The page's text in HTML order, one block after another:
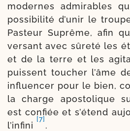
modernes admi­rables
pos­si­bi­li­té d’u­nir le
Pasteur Suprême, afin
ver­sant avec sûre­té les
et de la terre et les
puissent tou­cher l’âme
influen­cer pour le bien,
la charge apos­to­lique
est confiée et s’é­tend
l’in­fi­ni
[7]
.